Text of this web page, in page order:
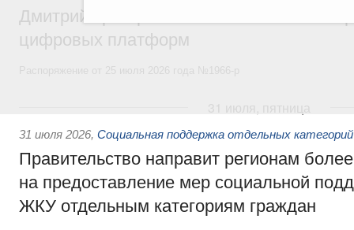
Дмитрий Григоренко возглавил штаб по
цифровых платформ
31 июля 2026, Социальная поддержка отдельных
Правительство направит регионам
на предоставление мер социальной
ЖКУ отдельным категориям граждан